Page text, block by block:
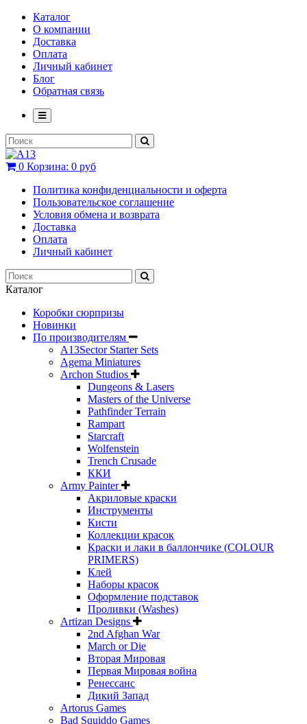
Каталог
О компании
Доставка
Оплата
Личный кабинет
Блог
Обратная связь
0 Корзина: 0 руб
Политика конфиденциальности и оферта
Пользовательское соглашение
Условия обмена и возврата
Доставка
Оплата
Личный кабинет
Каталог
Коробки сюрпризы
Новинки
По производителям
A13Sector Starter Sets
Agema Miniatures
Archon Studios
Dungeons & Lasers
Masters of the Universe
Pathfinder Terrain
Rampart
Starcraft
Wolfenstein
Trench Crusade
ККИ
Army Painter
Акриловые краски
Инструменты
Кисти
Коллекции красок
Краски и лаки в баллончике (COLOUR
PRIMERS)
Клей
Наборы красок
Оформление подставок
Проливки (Washes)
Artizan Designs
2nd Afghan War
March or Die
Вторая Мировая
Первая Мировая война
Ренессанс
Дикий Запад
Artorus Games
Bad Squiddo Games